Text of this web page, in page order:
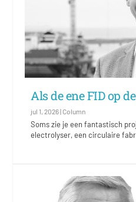
Als de ene FID op
jul 1, 2026| Column
Soms zie je een fantastisch
electrolyser, een circulaire